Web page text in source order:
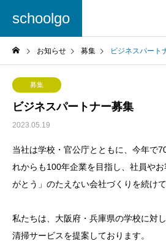
schoolgo
お知らせ 募集 ビジネスパート
募集
ビジネスパートナー募集
2023.05.19
当社は学校・官公庁とともに、今年で
れからも100年企業を目指し、社員や
がとう」のたえない会社づくりを続けて
私たちは、大阪府・兵庫県の学校に対
清掃サービスを提案しております。